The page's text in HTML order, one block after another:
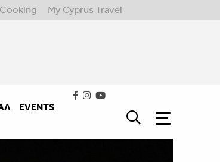
Cooking My Cyprus Travel
EVENTS